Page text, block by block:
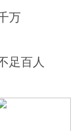
万
足百人